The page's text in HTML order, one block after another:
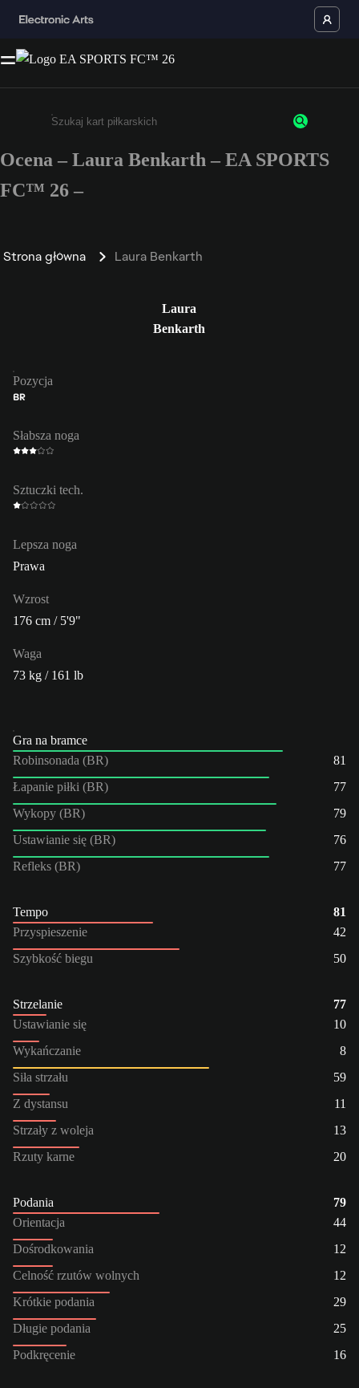
Wpisz co najmniej 3 znaki lub cyfry.
Ocena – Laura Benkarth – EA SPORTS
FC™ 26 –
Strona główna Laura Benkarth
Laura
Benkarth
Pozycja
BR
Słabsza noga
Sztuczki tech.
Lepsza noga
Prawa
Wzrost
176 cm / 5'9"
Waga
73 kg / 161 lb
Gra na bramce
Robinsonada (BR)
81
Łapanie piłki (BR)
77
Wykopy (BR)
79
Ustawianie się (BR)
76
Refleks (BR)
77
Tempo
81
Przyspieszenie
42
Szybkość biegu
50
Strzelanie
77
Ustawianie się
10
Wykańczanie
8
Siła strzału
59
Z dystansu
11
Strzały z woleja
13
Rzuty karne
20
Podania
79
Orientacja
44
Dośrodkowania
12
Celność rzutów wolnych
12
Krótkie podania
29
Długie podania
25
Podkręcenie
16